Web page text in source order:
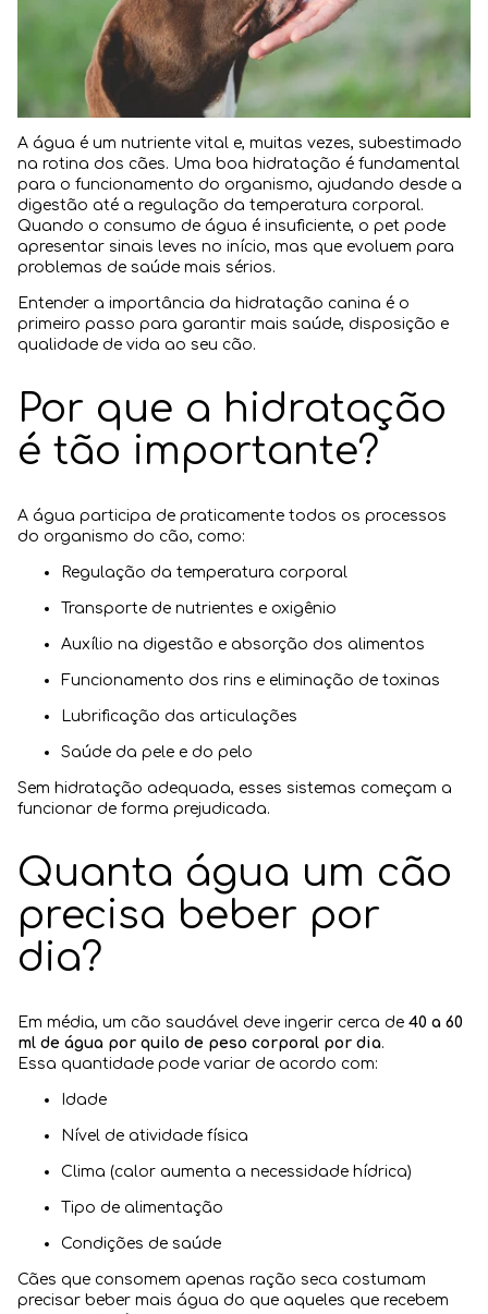
A água é um nutriente vital e, muitas vezes, subestimado
na rotina dos cães. Uma boa hidratação é fundamental
para o funcionamento do organismo, ajudando desde a
digestão até a regulação da temperatura corporal.
Quando o consumo de água é insuficiente, o pet pode
apresentar sinais leves no início, mas que evoluem para
problemas de saúde mais sérios.
Entender a importância da hidratação canina é o
primeiro passo para garantir mais saúde, disposição e
qualidade de vida ao seu cão.
Por que a hidratação
é tão importante?
A água participa de praticamente todos os processos
do organismo do cão, como:
Regulação da temperatura corporal
Transporte de nutrientes e oxigênio
Auxílio na digestão e absorção dos alimentos
Funcionamento dos rins e eliminação de toxinas
Lubrificação das articulações
Saúde da pele e do pelo
Sem hidratação adequada, esses sistemas começam a
funcionar de forma prejudicada.
Quanta água um cão
precisa beber por
dia?
Em média, um cão saudável deve ingerir cerca de 40 a 60
ml de água por quilo de peso corporal por dia.
Essa quantidade pode variar de acordo com:
Idade
Nível de atividade física
Clima (calor aumenta a necessidade hídrica)
Tipo de alimentação
Condições de saúde
Cães que consomem apenas ração seca costumam
precisar beber mais água do que aqueles que recebem